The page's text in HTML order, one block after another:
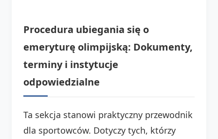
Procedura ubiegania się o
emeryturę olimpijską: Dokumenty,
terminy i instytucje
odpowiedzialne
Ta sekcja stanowi praktyczny przewodnik
dla sportowców. Dotyczy tych, którzy